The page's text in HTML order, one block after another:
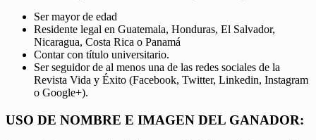
Ser mayor de edad
Residente legal en Guatemala, Honduras, El Salvador,
Nicaragua, Costa Rica o Panamá
Contar con título universitario.
Ser seguidor de al menos una de las redes sociales de la
Revista Vida y Éxito (Facebook, Twitter, Linkedin, Instagram
o Google+).
USO DE NOMBRE E IMAGEN DEL GANADOR: